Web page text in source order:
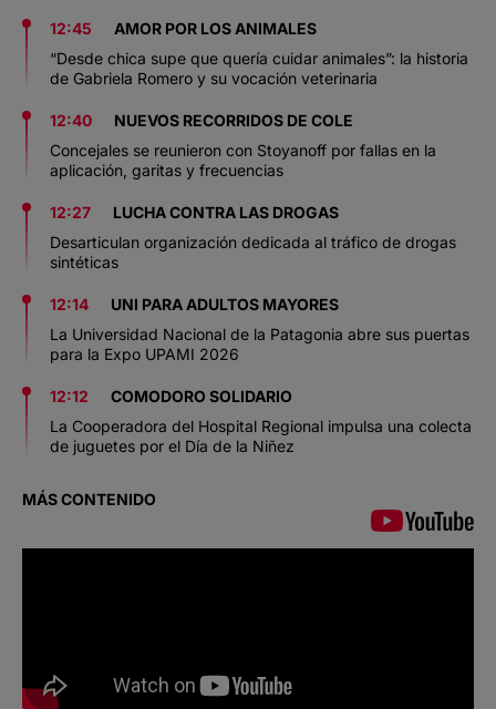
12:45
AMOR POR LOS ANIMALES
“Desde chica supe que quería cuidar animales”: la historia
de Gabriela Romero y su vocación veterinaria
12:40
NUEVOS RECORRIDOS DE COLE
Concejales se reunieron con Stoyanoff por fallas en la
aplicación, garitas y frecuencias
12:27
LUCHA CONTRA LAS DROGAS
Desarticulan organización dedicada al tráfico de drogas
sintéticas
12:14
UNI PARA ADULTOS MAYORES
La Universidad Nacional de la Patagonia abre sus puertas
para la Expo UPAMI 2026
12:12
COMODORO SOLIDARIO
La Cooperadora del Hospital Regional impulsa una colecta
de juguetes por el Día de la Niñez
MÁS CONTENIDO